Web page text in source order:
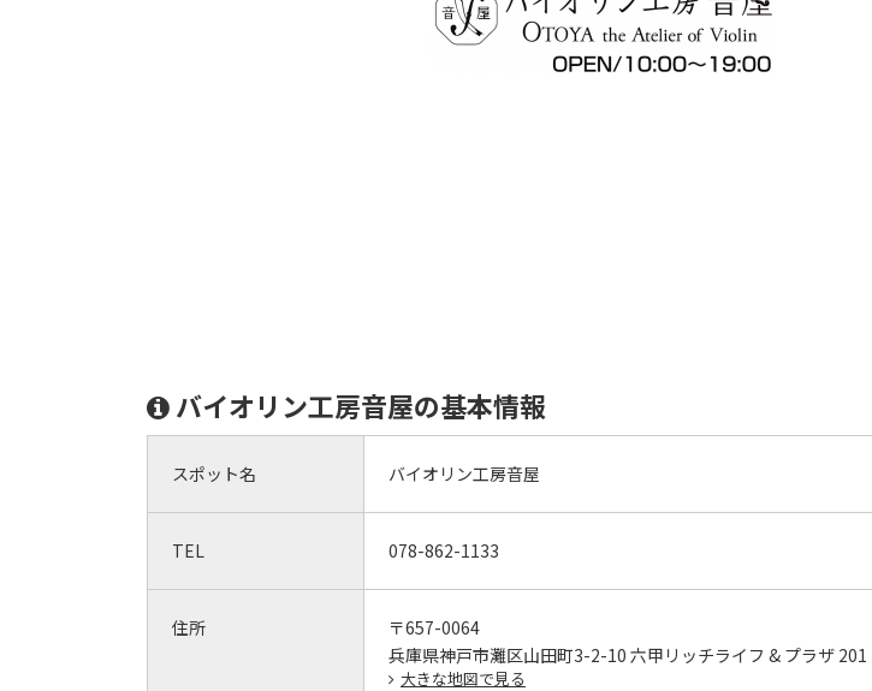
バイオリン工房音屋の基本情報
スポット名 バイオリン工房音屋
TEL 078-862-1133
住所
〒657-0064
兵庫県神戸市灘区山田町3-2-10 六甲リッチライフ & プラザ 201
大きな地図で見る